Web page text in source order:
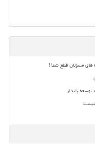
های مسؤلان قطع شد!!
پایدار
نیست